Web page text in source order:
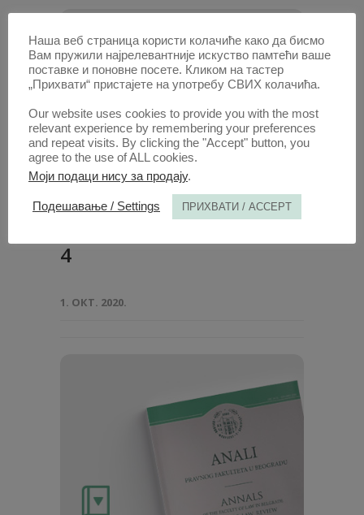
Анaли 1970 | Вол 18 | 3-
4
1. ОКТ. 2020.
Наша веб страница користи колачиће како да бисмо
Вам пружили најрелевантније искуство памтећи ваше
поставке и поновне посете. Кликом на тастер
„Прихвати“ пристајете на употребу СВИХ колачића.
Our website uses cookies to provide you with the most
relevant experience by remembering your preferences
and repeat visits. By clicking the "Accept" button, you
agree to the use of ALL cookies.
Моји подаци нису за продају.
Подешавање / Settings ПРИХВАТИ / ACCEPT